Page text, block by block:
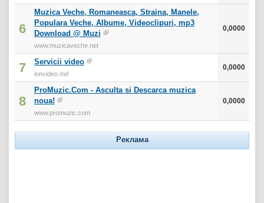
6
Muzica Veche, Romaneasca, Straina, Manele,
Populara Veche, Albume, Videoclipuri, mp3
Download @ Muzi
www.muzicaveche.net
0,0000
7 Servicii video
ionvideo.md
0,0000
8
ProMuzic.Com - Asculta si Descarca muzica
noua!
www.promuzic.com
0,0000
Реклама